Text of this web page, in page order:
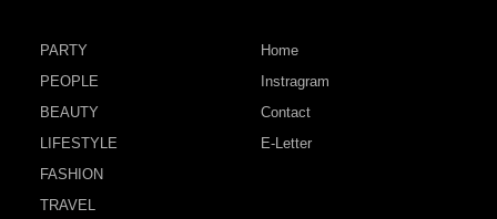
PARTY
PEOPLE
BEAUTY
LIFESTYLE
FASHION
TRAVEL
Home
Instragram
Contact
E-Letter